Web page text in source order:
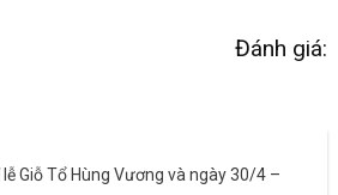
Đánh giá:
Giỗ Tổ Hùng Vương và ngày 30/4 –